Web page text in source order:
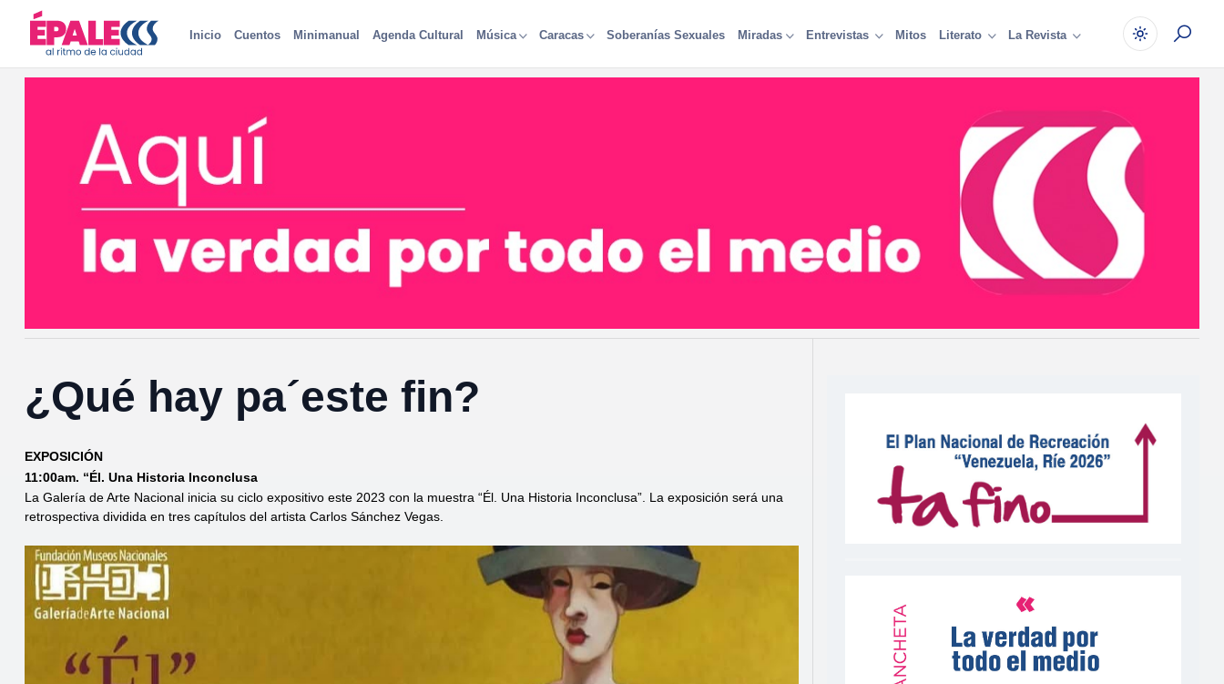
Inicio Cuentos Minimanual Agenda Cultural Música Caracas Soberanías Sexuales Miradas Entrevistas Mitos Literato La Revista
¿Qué hay pa´este fin?
EXPOSICIÓN
11:00am. “Él. Una Historia Inconclusa
La Galería de Arte Nacional inicia su ciclo expositivo este 2023 con la muestra “Él. Una Historia Inconclusa”. La exposición será una
retrospectiva dividida en tres capítulos del artista Carlos Sánchez Vegas.